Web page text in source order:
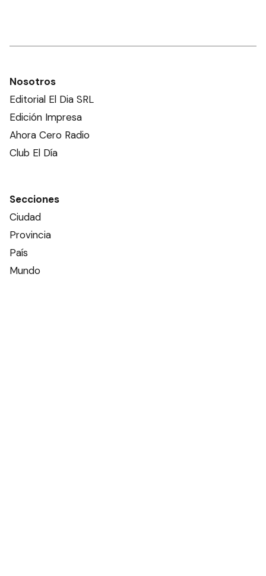
Nosotros
Editorial El Dia SRL
Edición Impresa
Ahora Cero Radio
Club El Día
Secciones
Ciudad
Provincia
País
Mundo